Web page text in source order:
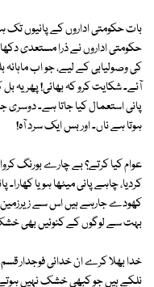
بات حکومتی اداروں کے پانیوں تک
حکومتی اداروں نے ذرا مستعدی
کی وصولیابی کے لیے، جو اب ماہانہ
آئے۔ شکایت کرو کہ بھائی! پھر یہ
پانی استعمال کیا جاتا ہے۔ دوسری
ہوتا ہے ناں۔ اور بس ایک سرد آہ!
عوام کیا کرتے؟ بے چارے بورنگ
کردیا، چاہے پانی میٹھا ہو یا
کھودے جارہے ہیں اس سے زیرزمین
بہت سے لوگوں کے کنوئیں بھی
خدا بھلا کرے ان خدائی فوجدار
نلکے ہیں جو کبھی خشک نہیں